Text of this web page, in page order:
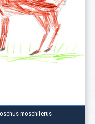
moschiferus